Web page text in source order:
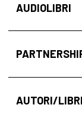
AUDIOLIBRI
AUTORI/LIBRI